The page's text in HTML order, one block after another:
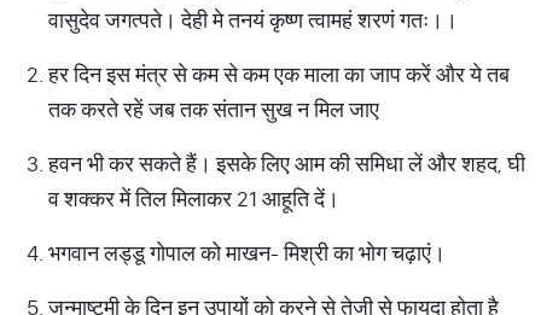
वासुदेव जगत्पते। देही मे तनयं कृष्ण त्वामहं शरणं गतः।।
हर दिन इस मंत्र से कम से कम एक माला का जाप करें और ये तब
तक करते रहें जब तक संतान सुख न मिल जाए
हवन भी कर सकते हैं। इसके लिए आम की समिधा लें और शहद, घी
व शक्कर में तिल मिलाकर 21 आहूति दें।
भगवान लड्डू गोपाल को माखन- मिश्री का भोग चढ़ाएं।
जन्माष्टमी के दिन इन उपायों को करने से तेजी से फायदा होता है